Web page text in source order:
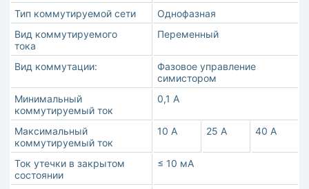
Тип коммутируемой сети
Однофазная
Вид коммутируемого
тока
Переменный
Вид коммутации:
Фазовое управление
симистором
Минимальный
коммутируемый ток
0,1 А
Максимальный
коммутируемый ток
10 A 25 A 40 A
Ток утечки в закрытом
состоянии
≤ 10 мА